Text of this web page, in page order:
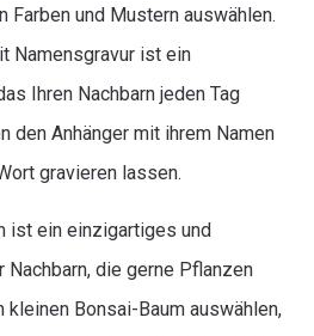
Farben und Mustern auswählen.
Namensgravur ist ein
Ihren Nachbarn jeden Tag
den Anhänger mit ihrem Namen
gravieren lassen.
ist ein einzigartiges und
die gerne Pflanzen
kleinen Bonsai-Baum auswählen,